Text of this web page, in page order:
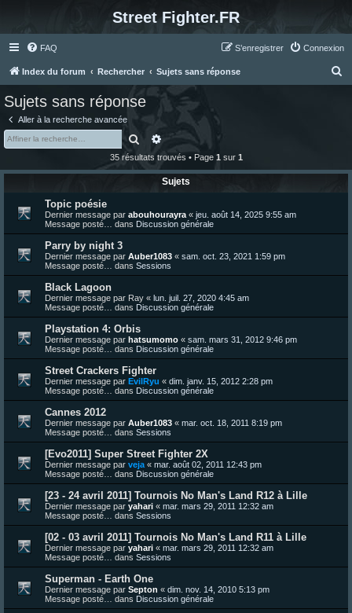
Street Fighter.FR
FAQ Connexion
S’enregistrer
Index du forum Rechercher Sujets sans réponse
Sujets sans réponse
Aller à la recherche avancée
RechercherRecherche avancée
35 résultats trouvés • Page 1 sur 1
Sujets
Topic poésie
Dernier message par abouhourayra « jeu. août 14, 2025 9:55 am
Message posté… dans Discussion générale
Parry by night 3
Dernier message par Auber1083 « sam. oct. 23, 2021 1:59 pm
Message posté… dans Sessions
Black Lagoon
Dernier message par Ray « lun. juil. 27, 2020 4:45 am
Message posté… dans Discussion générale
Playstation 4: Orbis
Dernier message par hatsumomo « sam. mars 31, 2012 9:46 pm
Message posté… dans Discussion générale
Street Crackers Fighter
Dernier message par EvilRyu « dim. janv. 15, 2012 2:28 pm
Message posté… dans Discussion générale
Cannes 2012
Dernier message par Auber1083 « mar. oct. 18, 2011 8:19 pm
Message posté… dans Sessions
[Evo2011] Super Street Fighter 2X
Dernier message par veja « mar. août 02, 2011 12:43 pm
Message posté… dans Discussion générale
[23 - 24 avril 2011] Tournois No Man's Land R12 à Lille
Dernier message par yahari « mar. mars 29, 2011 12:32 am
Message posté… dans Sessions
[02 - 03 avril 2011] Tournois No Man's Land R11 à Lille
Dernier message par yahari « mar. mars 29, 2011 12:32 am
Message posté… dans Sessions
Superman - Earth One
Dernier message par Septon « dim. nov. 14, 2010 5:13 pm
Message posté… dans Discussion générale